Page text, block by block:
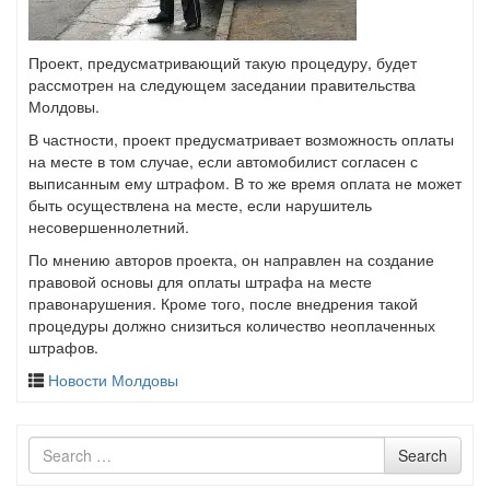
Проект, предусматривающий такую процедуру, будет
рассмотрен на следующем заседании правительства
Молдовы.
В частности, проект предусматривает возможность оплаты
на месте в том случае, если автомобилист согласен с
выписанным ему штрафом. В то же время оплата не может
быть осуществлена на месте, если нарушитель
несовершеннолетний.
По мнению авторов проекта, он направлен на создание
правовой основы для оплаты штрафа на месте
правонарушения. Кроме того, после внедрения такой
процедуры должно снизиться количество неоплаченных
штрафов.
Новости Молдовы
Search
for
Search